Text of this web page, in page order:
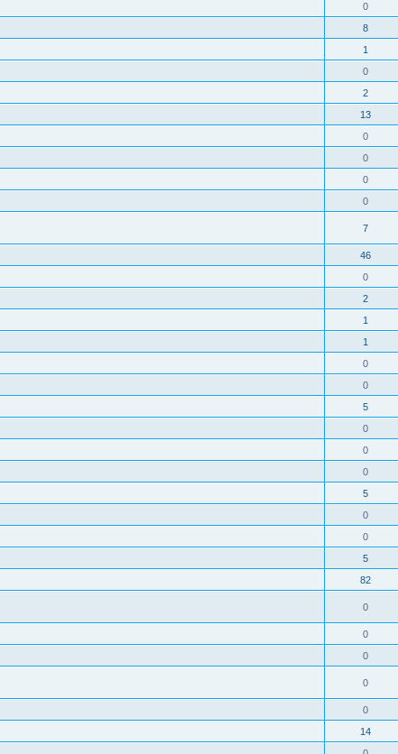
0
8
1
0
2
13
0
0
0
0
7
46
0
2
1
1
0
0
5
0
0
0
5
0
0
5
82
0
0
0
0
0
14